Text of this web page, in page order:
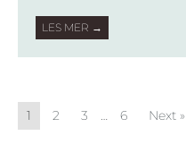
LES MER →
1 2 3 … 6 Next »